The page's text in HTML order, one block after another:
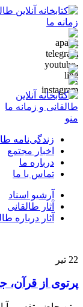
منو
زندگی‌نامه
اخبار مجتمع
درباره ما
تماس با ما
آرشیو اسناد
آثار طالقانی
آثار درباره
22 تیر
پرتوی از قرآن،